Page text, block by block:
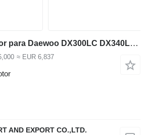
Doosan DL08 motor para Daewoo DX300LC DX340LC excavadora
≈ EUR 6,837
AND EXPORT CO.,LTD.